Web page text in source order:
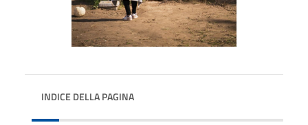
INDICE DELLA PAGINA